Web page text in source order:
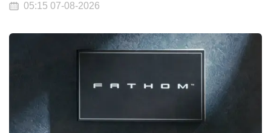
05:15 07-08-2026